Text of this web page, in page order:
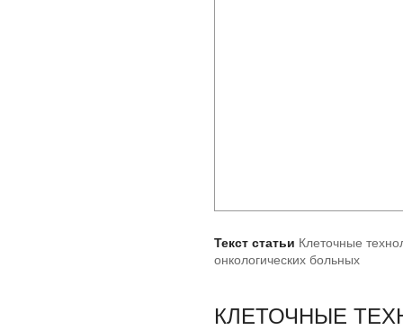
Текст статьи Клеточные
онкологических больных
КЛЕТОЧНЫЕ